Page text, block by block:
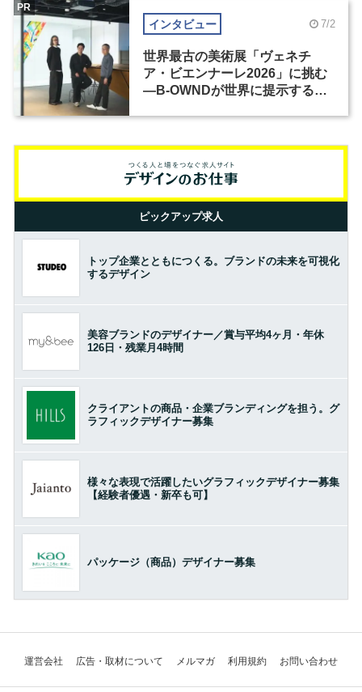
インタビュー 7/2
世界最古の美術展「ヴェネチ
ア・ビエンナーレ2026」に挑む
―B-OWNDが世界に提示する美
PR
ピックアップ求人
トップ企業とともにつくる。ブランドの未来を可視化
するデザイン
美容ブランドのデザイナー／賞与平均4ヶ月・年休
126日・残業月4時間
クライアントの商品・企業ブランディングを担う。グ
ラフィックデザイナー募集
様々な表現で活躍したいグラフィックデザイナー募集
【経験者優遇・新卒も可】
パッケージ（商品）デザイナー募集
運営会社 広告・取材について メルマガ 利用規約 お問い合わせ